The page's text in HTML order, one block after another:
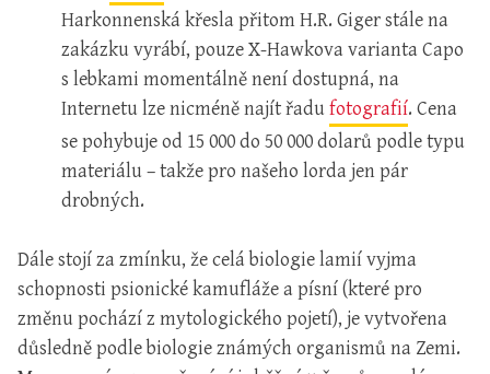
Harkonnenská křesla přitom H.R. Giger stále na
zakázku vyrábí, pouze X-Hawkova varianta Capo
s lebkami momentálně není dostupná, na
Internetu lze nicméně najít řadu fotografií. Cena
se pohybuje od 15 000 do 50 000 dolarů podle typu
materiálu – takže pro našeho lorda jen pár
drobných.
Dále stojí za zmínku, že celá biologie lamií vyjma
schopnosti psionické kamufláže a písní (které pro
změnu pochází z mytologického pojetí), je vytvořena
důsledně podle biologie známých organismů na Zemi.